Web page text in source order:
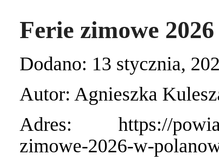
Ferie zimowe
Dodano: 13 stycznia,
Autor: Agnieszka
Adres: https://
zimowe-2026-w-